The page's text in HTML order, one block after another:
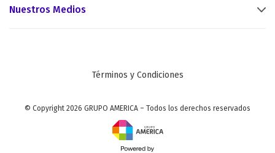
Nuestros Medios
Términos y Condiciones
© Copyright 2026 GRUPO AMERICA – Todos los derechos reservados